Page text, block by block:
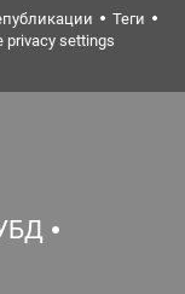
Теги
privacy settings